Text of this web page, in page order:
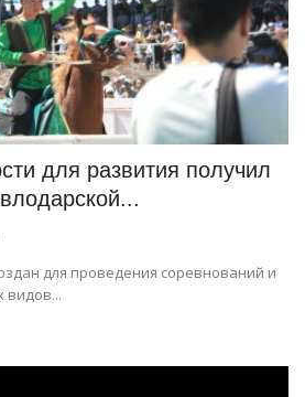
для развития получил
для проведения соревнований и
видов...